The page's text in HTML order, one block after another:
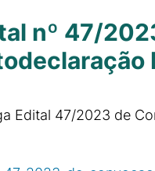
nº 47/
Edital 47/2023 de